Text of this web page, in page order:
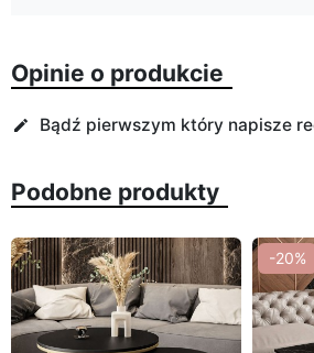
Opinie o produkcie
edit Bądź pierwszym który napisze
Podobne produkty
-20%